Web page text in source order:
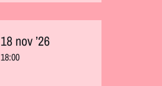
18 nov ’26
18:00